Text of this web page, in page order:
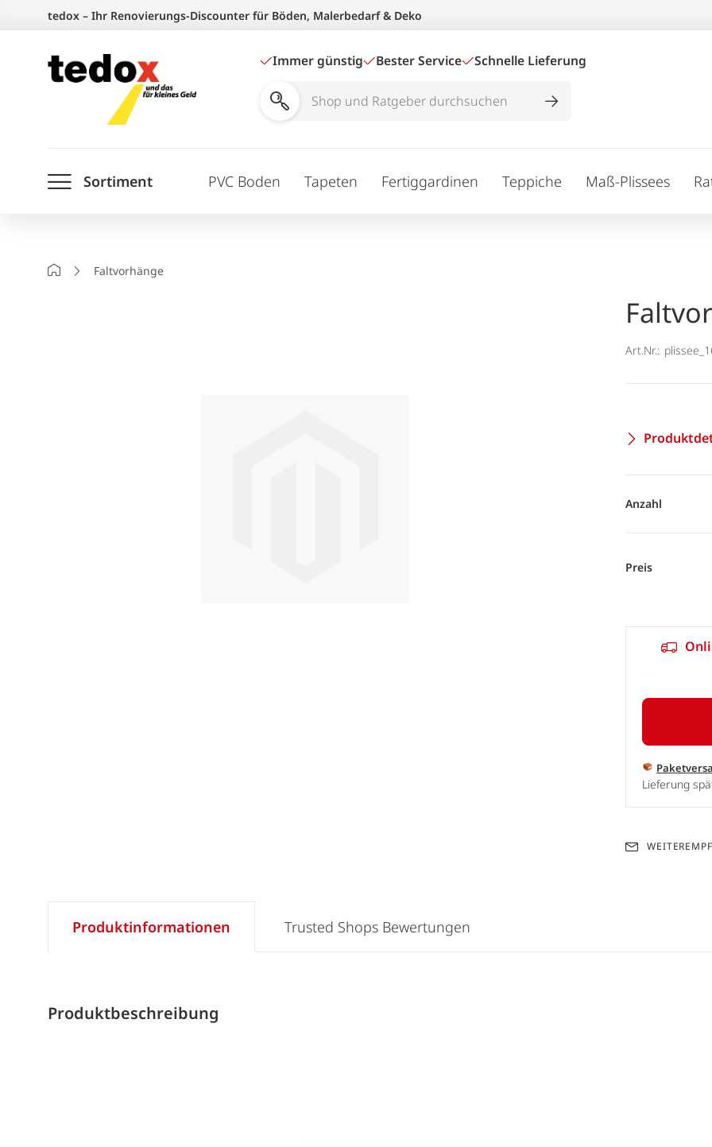
springen
tedox – Ihr Renovierungs-Discounter für Böden, Malerbedarf & Deko
Immer günstig Bester Service Schnelle Lieferung
Shop
durchsuchen
Sortiment PVC Boden Tapeten Fertiggardinen Teppiche Maß-Plissees
StartseiteFaltvorhänge
Art.Nr.:
Anzahl
Preis
Lieferung
Produktinformationen
Produktbeschreibung
Trusted Shops Bewertungen